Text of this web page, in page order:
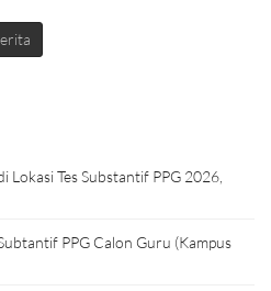
Lokasi Tes Substantif PPG 2026,
PPG Calon Guru (Kampus